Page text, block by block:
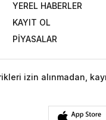
YEREL HABERLER
KAYIT OL
PİYASALAR
izin alınmadan,